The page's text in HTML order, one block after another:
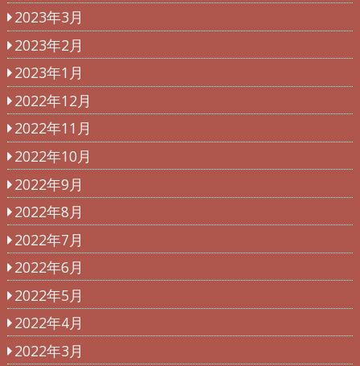
2023年3月
2023年2月
2023年1月
2022年12月
2022年11月
2022年10月
2022年9月
2022年8月
2022年7月
2022年6月
2022年5月
2022年4月
2022年3月